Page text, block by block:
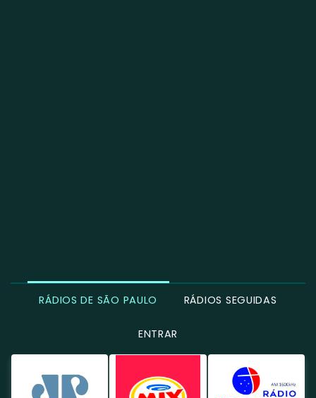
RÁDIOS DE SÃO PAULO RÁDIOS SEGUIDAS
ENTRAR